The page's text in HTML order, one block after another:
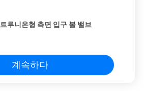
트루니온형 측면 입구 볼 밸브
계속하다